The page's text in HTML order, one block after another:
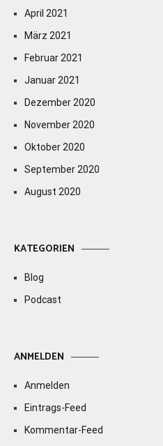
April 2021
März 2021
Februar 2021
Januar 2021
Dezember 2020
November 2020
Oktober 2020
September 2020
August 2020
KATEGORIEN
Blog
Podcast
ANMELDEN
Anmelden
Eintrags-Feed
Kommentar-Feed